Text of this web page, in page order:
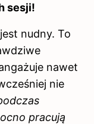
sesji!
nudny. To
nawet
nie
pracują